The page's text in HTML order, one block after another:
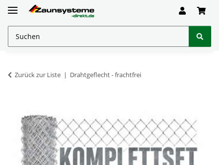
Zurück zur Liste Drahtgeflecht - frachtfrei